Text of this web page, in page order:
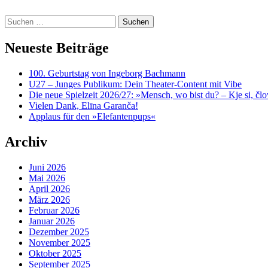
Suchen
nach:
Neueste Beiträge
100. Geburtstag von Ingeborg Bachmann
U27 – Junges Publikum: Dein Theater-Content mit Vibe
Die neue Spielzeit 2026/27: »Mensch, wo bist du? – Kje si,
Vielen Dank, Elīna Garanča!
Applaus für den »Elefantenpups«
Archiv
Juni 2026
Mai 2026
April 2026
März 2026
Februar 2026
Januar 2026
Dezember 2025
November 2025
Oktober 2025
September 2025